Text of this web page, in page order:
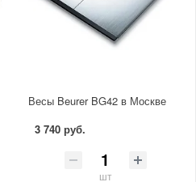
Весы Beurer BG42 в Москве
3 740 руб.
шт